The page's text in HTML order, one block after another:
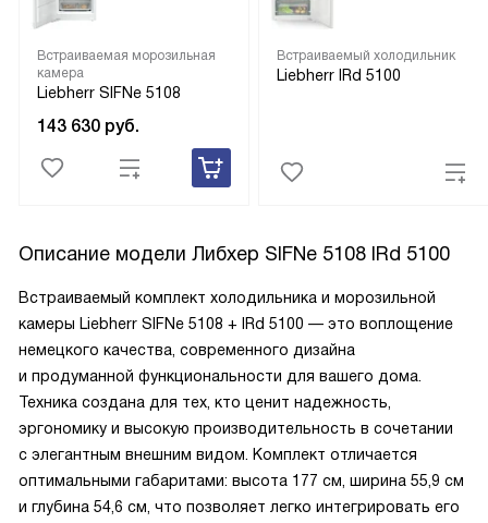
Встраиваемая морозильная
камера
Liebherr SIFNe 5108
143 630 руб.
Встраиваемый холодильник
Liebherr IRd 5100
Описание модели Либхер SIFNe 5108 IRd 5100
Встраиваемый комплект холодильника и морозильной
камеры Liebherr SIFNe 5108 + IRd 5100 — это воплощение
немецкого качества, современного дизайна
и продуманной функциональности для вашего дома.
Техника создана для тех, кто ценит надежность,
эргономику и высокую производительность в сочетании
с элегантным внешним видом. Комплект отличается
оптимальными габаритами: высота 177 см, ширина 55,9 см
и глубина 54,6 см, что позволяет легко интегрировать его